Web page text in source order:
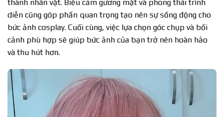
thành nhân vật. Biểu cảm gương mặt và phong thái trình
diễn cũng góp phần quan trọng tạo nên sự sống động cho
bức ảnh cosplay. Cuối cùng, việc lựa chọn góc chụp và bối
cảnh phù hợp sẽ giúp bức ảnh của bạn trở nên hoàn hảo
và thu hút hơn.